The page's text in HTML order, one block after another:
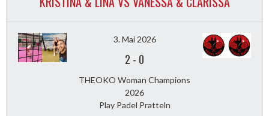
3. Mai 2026
2 - 0
THEOKO Woman Champions
2026
Play Padel Pratteln